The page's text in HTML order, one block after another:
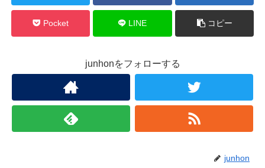
Pocket LINE コピー
junhonをフォローする
junhon